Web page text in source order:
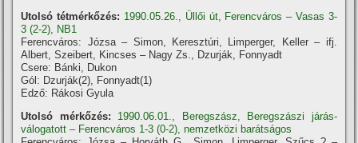
Utolsó tétmérkőzés: 1990.05.26., Üllői út, Ferencváros – Vasas 3-
3 (2-2), NB1
Ferencváros: Józsa – Simon, Keresztúri, Limperger, Keller – ifj.
Albert, Szeibert, Kincses – Nagy Zs., Dzurják, Fonnyadt
Csere: Bánki, Dukon
Gól: Dzurják(2), Fonnyadt(1)
Edző: Rákosi Gyula
Utolsó mérkőzés:
1990.06.01., Beregszász, Beregszászi járás-
válogatott – Ferencváros 1-3 (0-2), nemzetközi barátságos